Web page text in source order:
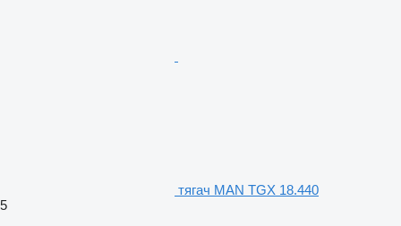
тягач MAN TGX 18.440
5